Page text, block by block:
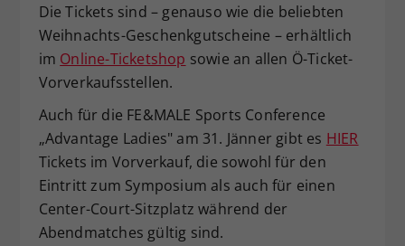
Die Tickets sind – genauso wie die beliebten
Weihnachts-Geschenkgutscheine – erhältlich
im Online-Ticketshop sowie an allen Ö-Ticket-
Vorverkaufsstellen.
Auch für die FE&MALE Sports Conference
„Advantage Ladies" am 31. Jänner gibt es HIER
Tickets im Vorverkauf, die sowohl für den
Eintritt zum Symposium als auch für einen
Center-Court-Sitzplatz während der
Abendmatches gültig sind.